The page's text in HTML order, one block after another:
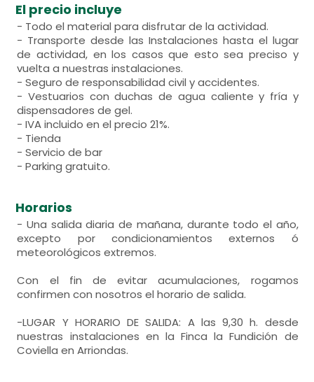
El precio incluye
- Todo el material para disfrutar de la actividad.
- Transporte desde las Instalaciones hasta el lugar
de actividad, en los casos que esto sea preciso y
vuelta a nuestras instalaciones.
- Seguro de responsabilidad civil y accidentes.
- Vestuarios con duchas de agua caliente y fría y
dispensadores de gel.
- IVA incluido en el precio 21%.
- Tienda
- Servicio de bar
- Parking gratuito.
Horarios
- Una salida diaria de mañana, durante todo el año,
excepto por condicionamientos externos ó
meteorológicos extremos.
Con el fin de evitar acumulaciones, rogamos
confirmen con nosotros el horario de salida.
-LUGAR Y HORARIO DE SALIDA: A las 9,30 h. desde
nuestras instalaciones en la Finca la Fundición de
Coviella en Arriondas.